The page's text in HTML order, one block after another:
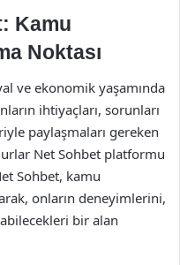
Kamu
Noktası
ve ekonomik yaşamında
ihtiyaçları, sorunları
paylaşmaları gereken
Net Sohbet platformu
Sohbet, kamu
onların deneyimlerini,
bir alan